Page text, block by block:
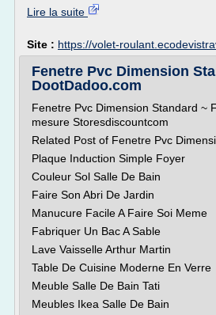
Lire la suite
Site : https://volet-
Fenetre Pvc Dimension
DootDadoo.com
Fenetre Pvc Dimension Standard ~
mesure Storesdiscountcom
Related Post of Fenetre Pvc
Plaque Induction Simple Foyer
Couleur Sol Salle De Bain
Faire Son Abri De Jardin
Manucure Facile A Faire Soi Meme
Fabriquer Un Bac A Sable
Lave Vaisselle Arthur Martin
Table De Cuisine Moderne En Verre
Meuble Salle De Bain Tati
Meubles Ikea Salle De Bain